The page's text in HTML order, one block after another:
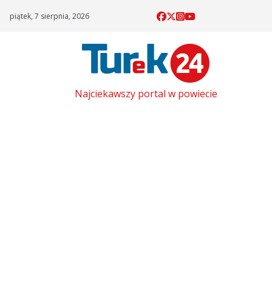
piątek, 7 sierpnia, 2026
Najciekawszy portal w powiecie